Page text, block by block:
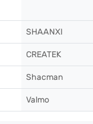
SHAANXI
CREATEK
Shacman
Valmo